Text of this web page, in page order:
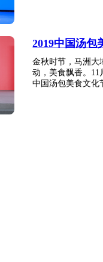
2019中国汤包
金秋时节，马洲大
动，美食飘香。11
中国汤包美食文化